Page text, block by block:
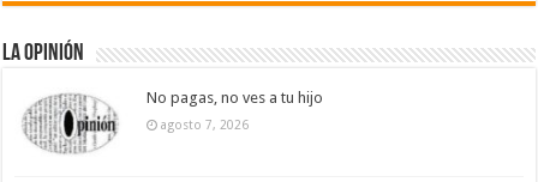
La Opinión
No pagas, no ves a tu hijo
agosto 7, 2026